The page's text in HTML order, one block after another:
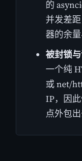
的
并发差
器的余
被封锁与
一个纯
或 net/
IP，因
点外包出